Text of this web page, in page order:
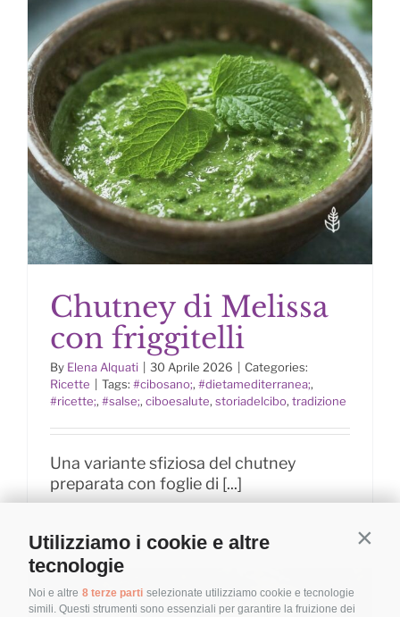
Utilizziamo i cookie e altre
tecnologie
Noi e altre 8 terze parti selezionate utilizziamo cookie e tecnologie
simili. Questi strumenti sono essenziali per garantire la fruizione dei
Chutney di Melissa con friggitelli
Chutney di Melissa
con friggitelli
By Elena Alquati 30 Aprile 2026
Categories:
Ricette
Tags: #cibosano;, #dietamediterranea;,
#ricette;, #salse;, ciboesalute, storiadelcibo, tradizione
Una variante sfiziosa del chutney
preparata con foglie di [...]